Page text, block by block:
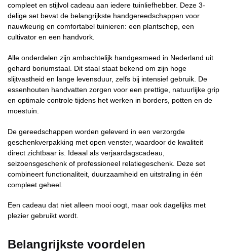
compleet en stijlvol cadeau aan iedere tuinliefhebber. Deze 3-
delige set bevat de belangrijkste handgereedschappen voor
nauwkeurig en comfortabel tuinieren: een plantschep, een
cultivator en een handvork.
Alle onderdelen zijn ambachtelijk handgesmeed in Nederland uit
gehard boriumstaal. Dit staal staat bekend om zijn hoge
slijtvastheid en lange levensduur, zelfs bij intensief gebruik. De
essenhouten handvatten zorgen voor een prettige, natuurlijke grip
en optimale controle tijdens het werken in borders, potten en de
moestuin.
De gereedschappen worden geleverd in een verzorgde
geschenkverpakking met open venster, waardoor de kwaliteit
direct zichtbaar is. Ideaal als verjaardagscadeau,
seizoensgeschenk of professioneel relatiegeschenk. Deze set
combineert functionaliteit, duurzaamheid en uitstraling in één
compleet geheel.
Een cadeau dat niet alleen mooi oogt, maar ook dagelijks met
plezier gebruikt wordt.
Belangrijkste voordelen